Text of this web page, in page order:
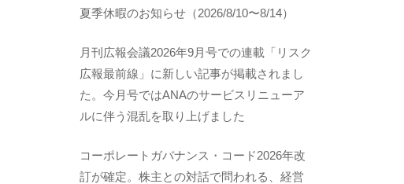
夏季休暇のお知らせ（2026/8/10〜8/14）
月刊広報会議2026年9月号での連載「リスク
広報最前線」に新しい記事が掲載されまし
た。今月号ではANAのサービスリニューア
ルに伴う混乱を取り上げました
コーポレートガバナンス・コード2026年改
訂が確定。株主との対話で問われる、経営